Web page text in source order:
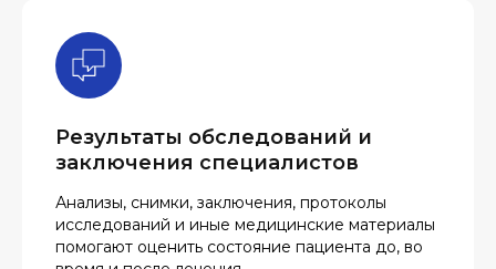
Результаты обследований и
заключения специалистов
Анализы, снимки, заключения, протоколы
исследований и иные медицинские материалы
помогают оценить состояние пациента до, во